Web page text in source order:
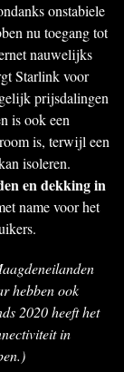
onstabiele
nu toegang tot
nauwelijks
Starlink voor
prijsdalingen
is ook een
is, terwijl een
isoleren.
en dekking in
name voor het
hebben ook
2020 heeft het
in